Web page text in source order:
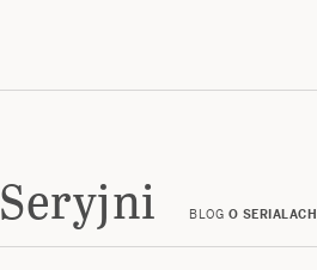
Seryjni BLOG O SERIALACH